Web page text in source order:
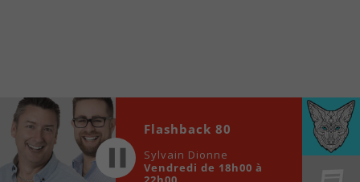
locale vous sont maintenant accessibles en un clic!
Audio
Player
00:00 00:00
Flashback 80
Sylvain Dionne
Vendredi de 18h00 à